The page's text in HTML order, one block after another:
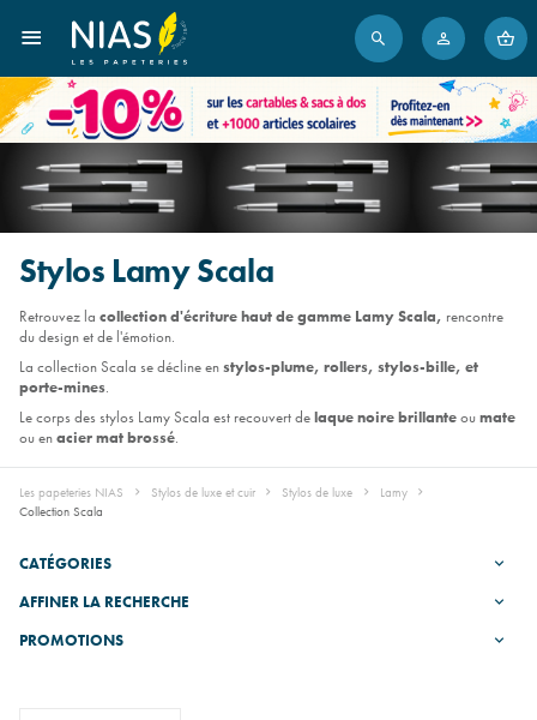
Stylos Lamy Scala
Retrouvez la collection d'écriture haut de gamme Lamy Scala, rencontre
du design et de l'émotion.
La collection Scala se décline enstylos-plume, rollers, stylos-bille, et
porte-mines.
Le corps des stylos Lamy Scala est recouvert delaque noire brillanteoumate
ou enacier mat brossé.
Les papeteries NIAS Stylos de luxe et cuir Stylos de luxe
Lamy
Collection Scala
CATÉGORIES
AFFINER LA RECHERCHE
PROMOTIONS